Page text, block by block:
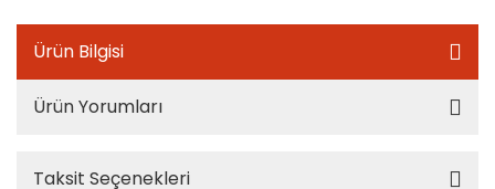
Ürün Bilgisi
Ürün Yorumları
Taksit Seçenekleri